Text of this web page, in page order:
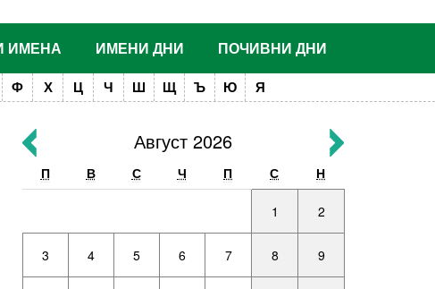
ИМЕНА ИМЕНИ ДНИ ПОЧИВНИ ДНИ
Ф Х Ц Ч Ш Щ Ъ Ю Я
Август 2026
П В С Ч П С Н
1 2
3 4 5 6 7 8 9